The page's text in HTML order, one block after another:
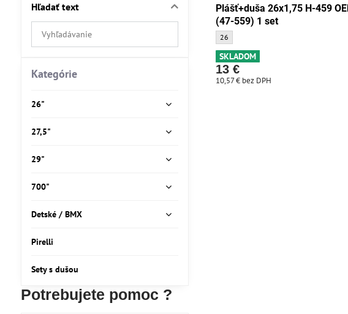
Plášť+duša 26x1,75 H-459
(47-559) 1 set
Plášť+duša 26x1,75 H-459 OEM AV33
26
SKLADOM
13 €
10,57 € bez DPH
Hľadať text
Prehľadať
výsledky
fulltextom
Potrebujete pomoc ?
Kategórie
26"
27,5"
29"
700"
Detské / BMX
Pirelli
Sety s dušou